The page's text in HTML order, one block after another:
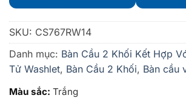
SKU: CS767RW14
Danh mục: Bàn Cầu 2 Khối Kết Hợp
Tử Washlet, Bàn Cầu 2 Khối, Bàn cầu
Màu sắc: Trắng